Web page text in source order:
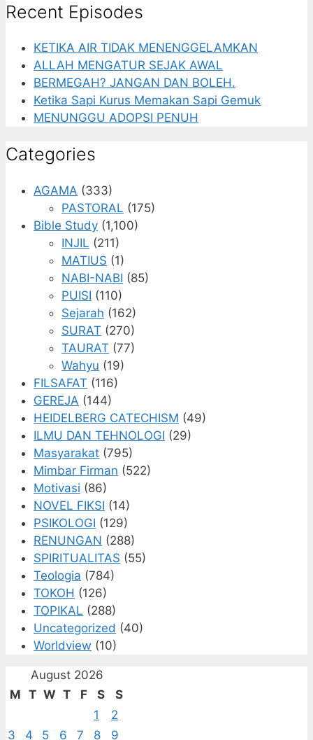
Recent Episodes
KETIKA AIR TIDAK MENENGGELAMKAN
ALLAH MENGATUR SEJAK AWAL
BERMEGAH? JANGAN DAN BOLEH.
Ketika Sapi Kurus Memakan Sapi Gemuk
MENUNGGU ADOPSI PENUH
Categories
AGAMA (333)
PASTORAL (175)
Bible Study (1,100)
INJIL (211)
MATIUS (1)
NABI-NABI (85)
PUISI (110)
Sejarah (162)
SURAT (270)
TAURAT (77)
Wahyu (19)
FILSAFAT (116)
GEREJA (144)
HEIDELBERG CATECHISM (49)
ILMU DAN TEHNOLOGI (29)
Masyarakat (795)
Mimbar Firman (522)
Motivasi (86)
NOVEL FIKSI (14)
PSIKOLOGI (129)
RENUNGAN (288)
SPIRITUALITAS (55)
Teologia (784)
TOKOH (126)
TOPIKAL (288)
Uncategorized (40)
Worldview (10)
August 2026
M T W T F S
S
1
2
3
4 5 6 7 8 9